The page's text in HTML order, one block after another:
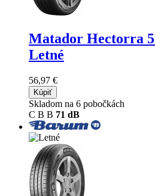
Matador Hectorra 5
Letné
56,97 €
Kúpiť
Skladom na 6 pobočkách
C B B 71 dB